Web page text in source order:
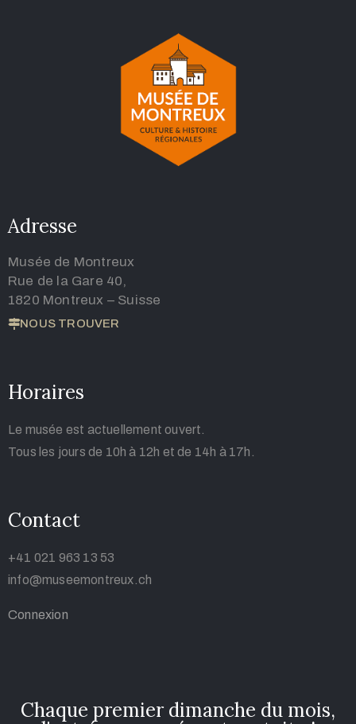
Adresse
Musée de Montreux
Rue de la Gare 40,
1820 Montreux – Suisse
NOUS TROUVER
Horaires
Le musée est actuellement ouvert.
Tous les jours de 10h à 12h et de 14h à 17h.
Contact
+41 021 963 13 53
info@museemontreux.ch
Connexion
Chaque premier dimanche du mois,